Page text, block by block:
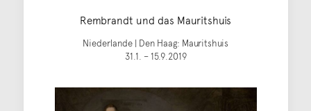
Rembrandt und das Mauritshuis
Niederlande | Den Haag: Mauritshuis
31.1. – 15.9.2019